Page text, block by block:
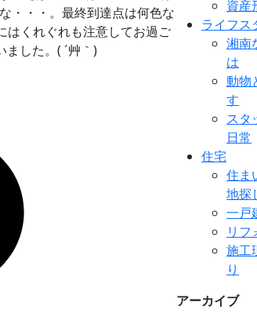
・・・。最終到達点は何色な
はくれぐれも注意してお過ご
した。( ´艸｀)
資産
ライフス
湘南
は
動物
す
スタ
日常
住宅
住ま
地探
一戸
リフ
施工
り
アーカイブ